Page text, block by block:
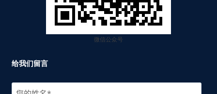
微信公众号
给我们留言